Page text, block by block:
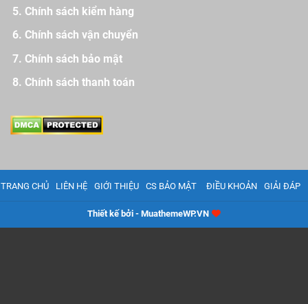
Chính sách kiểm hàng
Chính sách vận chuyển
Chính sách bảo mật
Chính sách thanh toán
TRANG CHỦ LIÊN HỆ GIỚI THIỆU CS BẢO MẬT ĐIỀU KHOẢN GIẢI ĐÁP
Thiết kế bởi - MuathemeWP.VN